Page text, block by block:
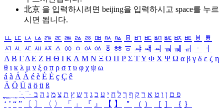
北京 을 입력하시려면 beijing을 입력하시고 space를 누르
시면 됩니다.
ㅥ ㅦ ㅧ ㅨ ㅩ ㅪ ㅫ ㅬ ㅭ ㅮ ㅯ ㅰ ㅱ ㅲ ㅳ ㅴ ㅵ ㅶ ㅷ ㅸ
ㅹ
ㅺ ㅻ ㅼ ㅽ ㅾ ㅿ ㆀ ㆁ ㆂ ㆃ ㆄ ㆅ ㆆ ㆇ ㆈ ㆉ ㆊ ㆋ ㆌ ㆍ
ㆎ
Α Β ΓΔ Ε Ζ Η Θ Ι ΚΛ Μ Ν Ξ Ο Π Ρ Σ ΤΥ Φ Χ Ψ Ω α β γ δ ε ζ η
θ ι κ λ μ ν ξ ο π ρ σ τ υ φ χ ψ ω
á à Á À é è É È ç Ç ê
Ä Ö Ü ä ö ü ß
ִֶֹ ֻּ ׁׂ פ ם ן ו ט א ר ק ף ך ל ח י ע כ ג ד ש ץ ת צ מ נ ה ב
‘ ’ “ ” 〔 〕 〈 〉 「 」 『 』 【 】 ＂ （ ） ［ ］ ｛ ｝